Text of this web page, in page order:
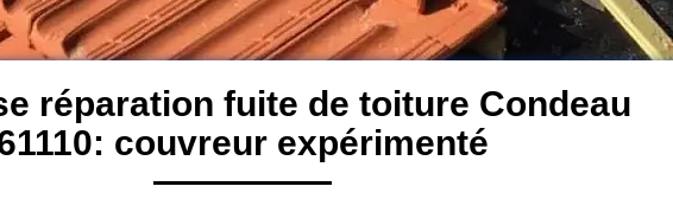
réparation fuite de toiture Condeau
couvreur expérimenté